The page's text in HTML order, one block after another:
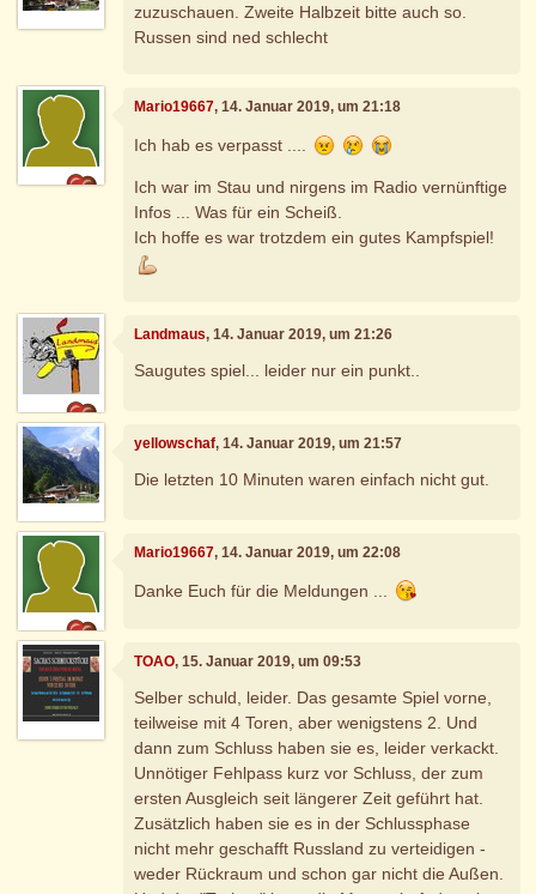
zuzuschauen. Zweite Halbzeit bitte auch so.
Russen sind ned schlecht
Mario19667, 14. Januar 2019, um 21:18
Ich hab es verpasst ....
Ich war im Stau und nirgens im Radio vernünftige
Infos ... Was für ein Scheiß.
Ich hoffe es war trotzdem ein gutes Kampfspiel!
Landmaus, 14. Januar 2019, um 21:26
Saugutes spiel... leider nur ein punkt..
yellowschaf, 14. Januar 2019, um 21:57
Die letzten 10 Minuten waren einfach nicht gut.
Mario19667, 14. Januar 2019, um 22:08
Danke Euch für die Meldungen ...
TOAO, 15. Januar 2019, um 09:53
Selber schuld, leider. Das gesamte Spiel vorne,
teilweise mit 4 Toren, aber wenigstens 2. Und
dann zum Schluss haben sie es, leider verkackt.
Unnötiger Fehlpass kurz vor Schluss, der zum
ersten Ausgleich seit längerer Zeit geführt hat.
Zusätzlich haben sie es in der Schlussphase
nicht mehr geschafft Russland zu verteidigen -
weder Rückraum und schon gar nicht die Außen.